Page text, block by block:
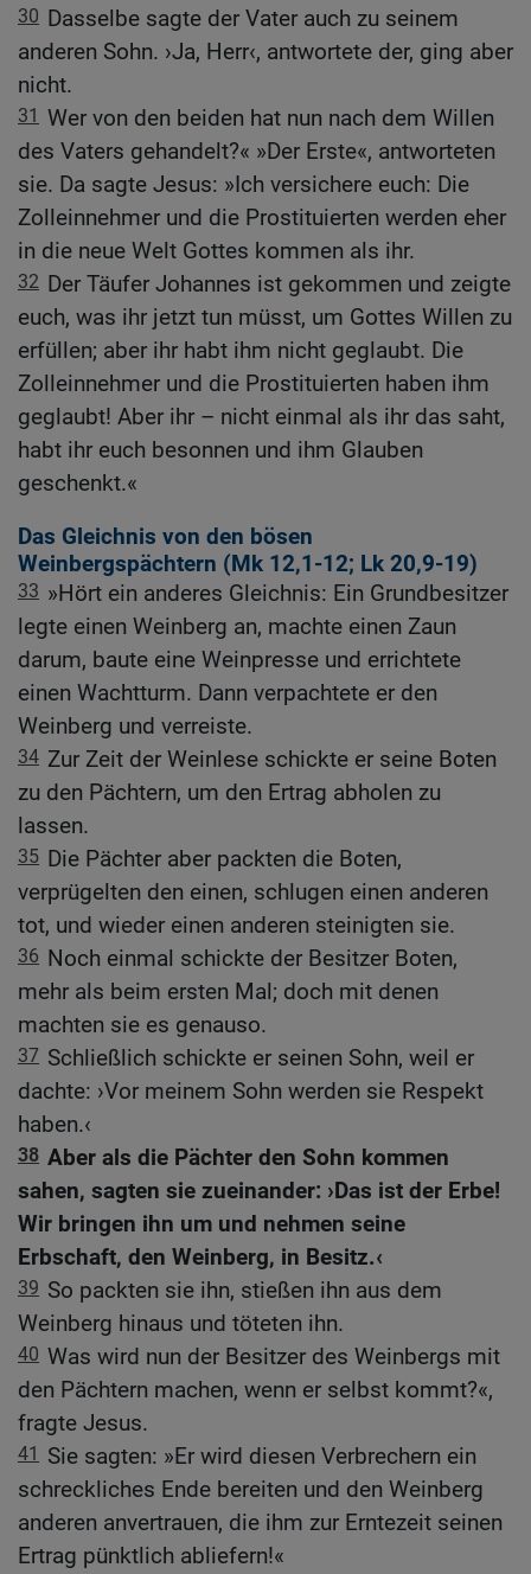
30 Dasselbe sagte der Vater auch zu seinem
anderen Sohn. ›Ja, Herr‹, antwortete der, ging aber
nicht.
31 Wer von den beiden hat nun nach dem Willen
des Vaters gehandelt?« »Der Erste«, antworteten
sie. Da sagte Jesus: »Ich versichere euch: Die
Zolleinnehmer und die Prostituierten werden eher
in die neue Welt Gottes kommen als ihr.
32 Der Täufer Johannes ist gekommen und zeigte
euch, was ihr jetzt tun müsst, um Gottes Willen zu
erfüllen; aber ihr habt ihm nicht geglaubt. Die
Zolleinnehmer und die Prostituierten haben ihm
geglaubt! Aber ihr – nicht einmal als ihr das saht,
habt ihr euch besonnen und ihm Glauben
geschenkt.«
Das Gleichnis von den bösen
Weinbergspächtern (Mk 12,1-12; Lk 20,9-19)
33 »Hört ein anderes Gleichnis: Ein Grundbesitzer
legte einen Weinberg an, machte einen Zaun
darum, baute eine Weinpresse und errichtete
einen Wachtturm. Dann verpachtete er den
Weinberg und verreiste.
34 Zur Zeit der Weinlese schickte er seine Boten
zu den Pächtern, um den Ertrag abholen zu
lassen.
35 Die Pächter aber packten die Boten,
verprügelten den einen, schlugen einen anderen
tot, und wieder einen anderen steinigten sie.
36 Noch einmal schickte der Besitzer Boten,
mehr als beim ersten Mal; doch mit denen
machten sie es genauso.
37 Schließlich schickte er seinen Sohn, weil er
dachte: ›Vor meinem Sohn werden sie Respekt
haben.‹
38 Aber als die Pächter den Sohn kommen
sahen, sagten sie zueinander: ›Das ist der Erbe!
Wir bringen ihn um und nehmen seine
Erbschaft, den Weinberg, in Besitz.‹
39 So packten sie ihn, stießen ihn aus dem
Weinberg hinaus und töteten ihn.
40 Was wird nun der Besitzer des Weinbergs mit
den Pächtern machen, wenn er selbst kommt?«,
fragte Jesus.
41
Sie sagten: »Er wird diesen Verbrechern ein
schreckliches Ende bereiten und den Weinberg
anderen anvertrauen, die ihm zur Erntezeit seinen
Ertrag pünktlich abliefern!«